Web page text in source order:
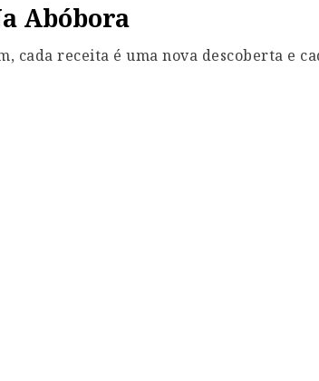
Abóbora
cada receita é uma nova descoberta e